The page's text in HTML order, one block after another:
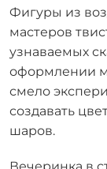
Фигуры из
мастеров
узнаваемых
оформлении
смело
создавать
шаров.